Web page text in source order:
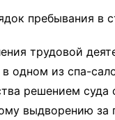
пребывания в
трудовой
одном из спа-
решением суда
выдворению за